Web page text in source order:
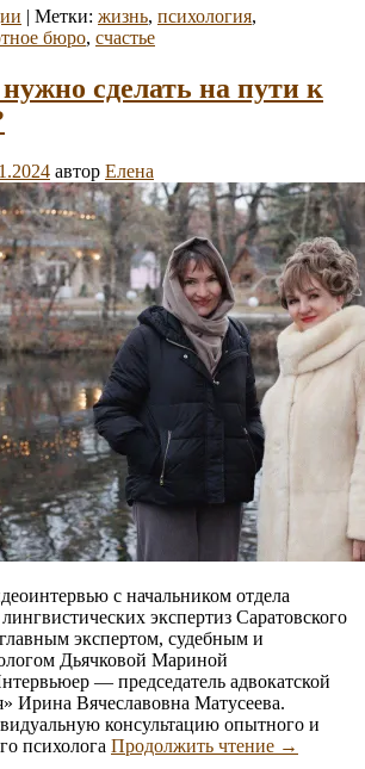
сейчас
| Метки: жизнь, психология,
бюро, счастье
сделать на пути к
автор Елена
с начальником отдела
экспертиз Саратовского
экспертом, судебным и
Дьячковой Мариной
— председатель адвокатской
Ирина Вячеславовна Матусеева.
консультацию опытного и
психолога Продолжить чтение Какие
→